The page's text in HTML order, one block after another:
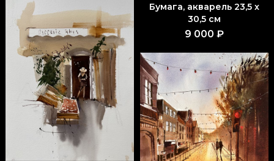
Бумага, акварель 23,5 x
30,5 см
9 000 ₽